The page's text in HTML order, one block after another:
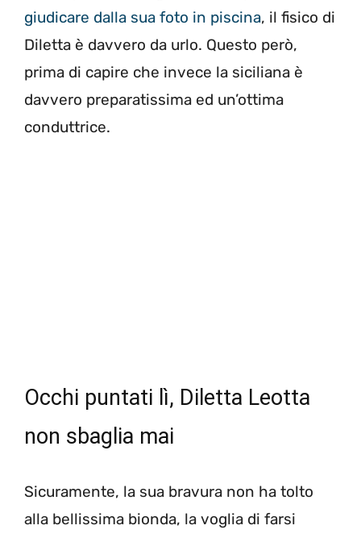
giudicare dalla sua foto in piscina, il fisico di
Diletta è davvero da urlo. Questo però,
prima di capire che invece la siciliana è
davvero preparatissima ed un’ottima
conduttrice.
Occhi puntati lì, Diletta Leotta
non sbaglia mai
Sicuramente, la sua bravura non ha tolto
alla bellissima bionda, la voglia di farsi